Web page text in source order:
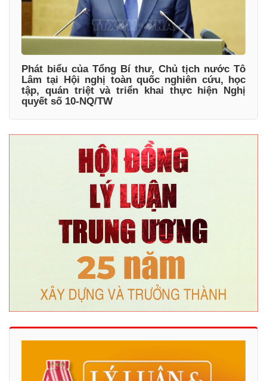
Phát biểu của Tổng Bí thư, Chủ tịch nước Tô
Lâm tại Hội nghị toàn quốc nghiên cứu, học
tập, quán triệt và triển khai thực hiện Nghị
quyết số 10-NQ/TW